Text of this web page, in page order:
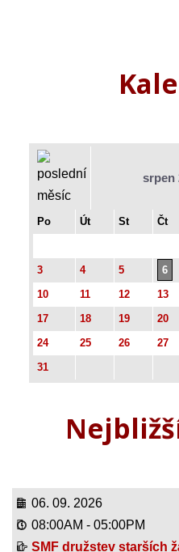
srpen
Po Út St Čt
3
4 5 6
10
11 12 13
17
18 19 20
24
25 26 27
31
06. 09. 2026
08:00AM - 05:00PM
SMF družstev starších